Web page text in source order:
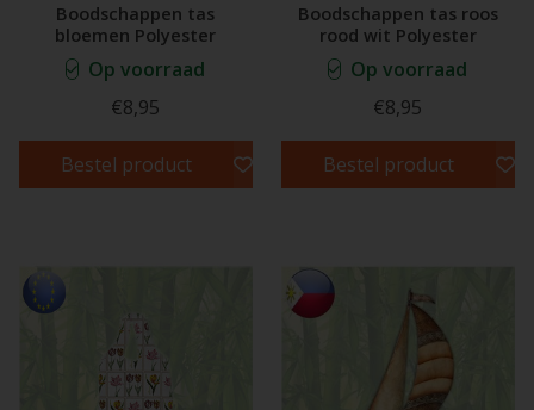
Boodschappen tas
bloemen Polyester
Op voorraad
€8,95
Bestel product
Boodschappen tas roos
rood wit Polyester
Op voorraad
€8,95
Bestel product